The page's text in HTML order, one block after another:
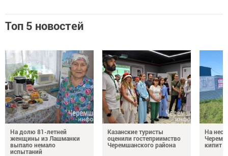
Топ 5 новостей
На долю 81-летней
женщины из Лашманки
выпало немало
испытаний
Казанские туристы
оценили гостеприимство
Черемшанского района
На
кипит